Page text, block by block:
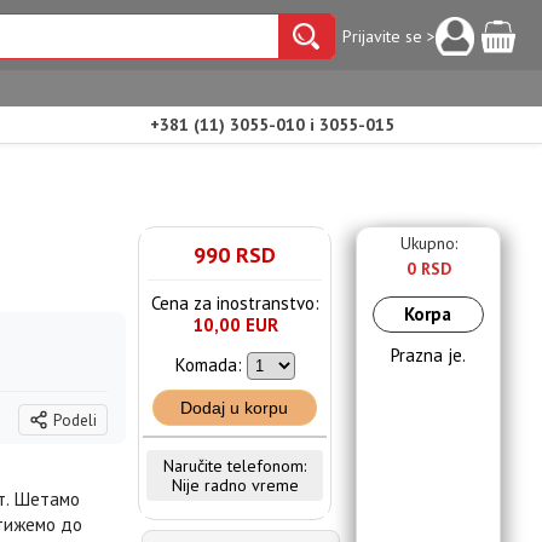
Prijavite se >
+381 (11) 3055-010 i 3055-015
Podeli
Шетамо
до
990 RSD
Cena za inostranstvo:
10,00 EUR
Komada:
Dodaj u korpu
Naručite telefonom:
Nije radno vreme
Ukupno:
0 RSD
Korpa
Prazna je.